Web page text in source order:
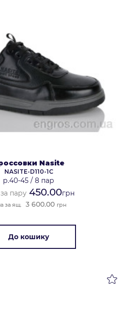
Nasite
NASITE-D110-1C
р.40-45 / 8 пар
пару 450.00грн
за ящ. 3 600.00 грн
До кошику